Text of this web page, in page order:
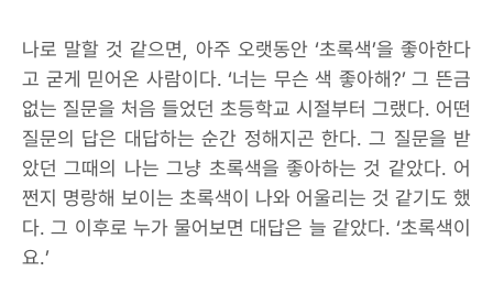
나로 말할 것 같으면, 아주 오랫동안 ‘초록색’을 좋아한다
고 굳게 믿어온 사람이다. ‘너는 무슨 색 좋아해?’ 그 뜬금
없는 질문을 처음 들었던 초등학교 시절부터 그랬다. 어떤
질문의 답은 대답하는 순간 정해지곤 한다. 그 질문을 받
았던 그때의 나는 그냥 초록색을 좋아하는 것 같았다. 어
쩐지 명랑해 보이는 초록색이 나와 어울리는 것 같기도 했
다. 그 이후로 누가 물어보면 대답은 늘 같았다. ‘초록색이
요.’